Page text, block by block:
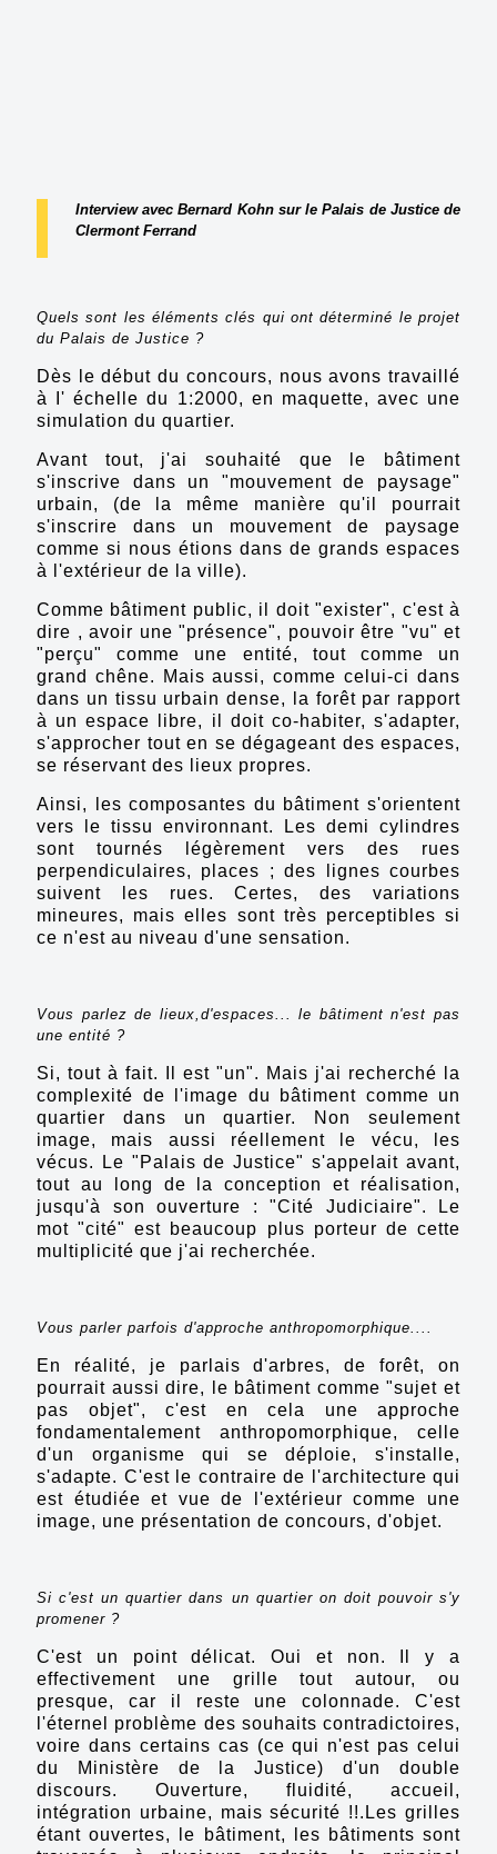
Interview avec Bernard Kohn sur le Palais de Justice de
Clermont Ferrand
Quels sont les éléments clés qui ont déterminé le projet
du Palais de Justice ?
Dès le début du concours, nous avons travaillé
à I' échelle du 1:2000, en maquette, avec une
simulation du quartier.
Avant tout, j'ai souhaité que le bâtiment
s'inscrive dans un "mouvement de paysage"
urbain, (de la même manière qu'il pourrait
s'inscrire dans un mouvement de paysage
comme si nous étions dans de grands espaces
à l'extérieur de la ville).
Comme bâtiment public, il doit "exister", c'est à
dire , avoir une "présence", pouvoir être "vu" et
"perçu" comme une entité, tout comme un
grand chêne. Mais aussi, comme celui-ci dans
dans un tissu urbain dense, la forêt par rapport
à un espace libre, il doit co-habiter, s'adapter,
s'approcher tout en se dégageant des espaces,
se réservant des lieux propres.
Ainsi, les composantes du bâtiment s'orientent
vers le tissu environnant. Les demi cylindres
sont tournés légèrement vers des rues
perpendiculaires, places ; des lignes courbes
suivent les rues. Certes, des variations
mineures, mais elles sont très perceptibles si
ce n'est au niveau d'une sensation.
Vous parlez de lieux,d'espaces... le bâtiment n'est pas
une entité ?
Si, tout à fait. Il est "un". Mais j'ai recherché la
complexité de l'image du bâtiment comme un
quartier dans un quartier. Non seulement
image, mais aussi réellement le vécu, les
vécus. Le "Palais de Justice" s'appelait avant,
tout au long de la conception et réalisation,
jusqu'à son ouverture : "Cité Judiciaire". Le
mot "cité" est beaucoup plus porteur de cette
multiplicité que j'ai recherchée.
Vous parler parfois d'approche anthropomorphique....
En réalité, je parlais d'arbres, de forêt, on
pourrait aussi dire, le bâtiment comme "sujet et
pas objet", c'est en cela une approche
fondamentalement anthropomorphique, celle
d'un organisme qui se déploie, s'installe,
s'adapte. C'est le contraire de l'architecture qui
est étudiée et vue de l'extérieur comme une
image, une présentation de concours, d'objet.
Si c'est un quartier dans un quartier on doit pouvoir s'y
promener ?
C'est un point délicat. Oui et non. Il y a
effectivement une grille tout autour, ou
presque, car il reste une colonnade. C'est
l'éternel problème des souhaits contradictoires,
voire dans certains cas (ce qui n'est pas celui
du Ministère de la Justice) d'un double
discours. Ouverture, fluidité, accueil,
intégration urbaine, mais sécurité !!.Les grilles
étant ouvertes, le bâtiment, les bâtiments sont